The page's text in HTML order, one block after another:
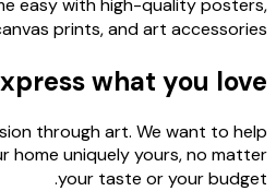
easy with high-quality
canvas prints, and art
Express what you
through art. We want to
your home uniquely yours, no
your taste or your